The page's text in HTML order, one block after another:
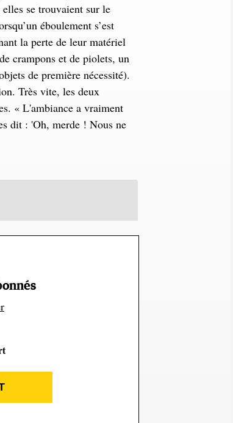
se trouvaient sur le
éboulement s’est
la perte de leur matériel
crampons et de piolets, un
de première nécessité).
Très vite, les deux
« L'ambiance a vraiment
dit : 'Oh, merde ! Nous ne